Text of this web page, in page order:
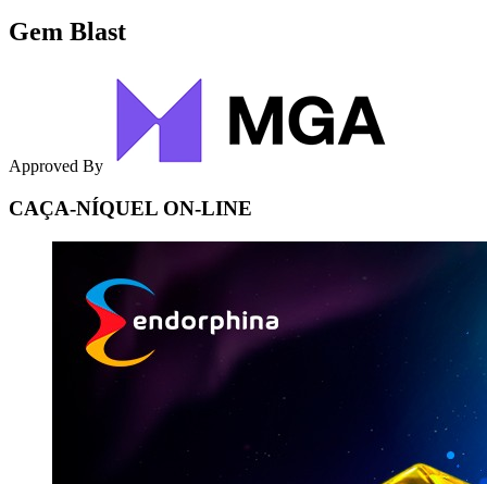
Gem Blast
Approved By
CAÇA-NÍQUEL ON-LINE